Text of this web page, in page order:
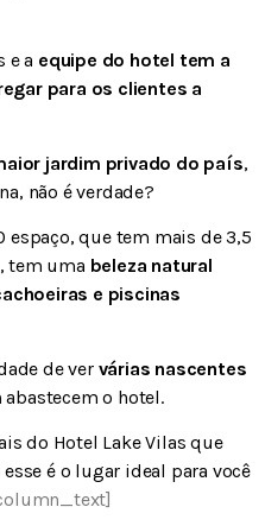
e a equipe do hotel tem a
para os clientes a
jardim privado do país,
não é verdade?
espaço, que tem mais de 3,5
tem uma beleza natural
e piscinas
de ver várias nascentes
o hotel.
do Hotel Lake Vilas que
é o lugar ideal para você